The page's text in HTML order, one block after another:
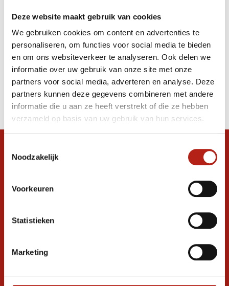
Deze website maakt gebruik van cookies
We gebruiken cookies om content en advertenties te
personaliseren, om functies voor social media te bieden
en om ons websiteverkeer te analyseren. Ook delen we
informatie over uw gebruik van onze site met onze
partners voor social media, adverteren en analyse. Deze
partners kunnen deze gegevens combineren met andere
informatie die u aan ze heeft verstrekt of die ze hebben
verzameld op basis van uw gebruik van hun services.
Noodzakelijk
Voorkeuren
Statistieken
Marketing
Apply filters Aqua Punchbag
Producten
Filter
Ontvang de nieuwste aanbiedingen en
promoties
Inschrijven voor